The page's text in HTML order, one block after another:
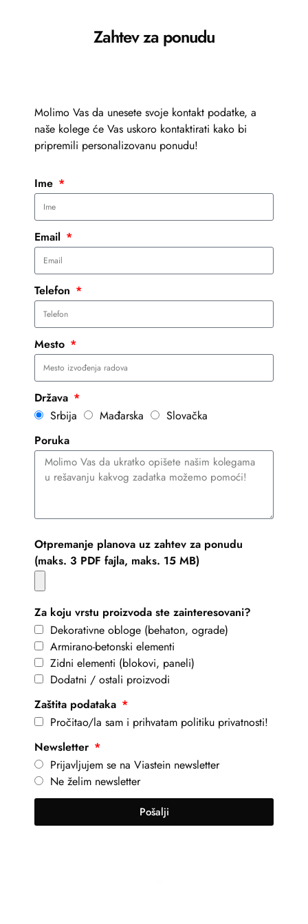
Zahtev za ponudu
Molimo Vas da unesete svoje kontakt podatke, a
naše kolege će Vas uskoro kontaktirati kako bi
pripremili personalizovanu ponudu!
Ime
Email
Telefon
Mesto
Država
Srbija
Mađarska
Slovačka
Poruka
Otpremanje planova uz zahtev za ponudu
(maks. 3 PDF fajla, maks. 15 MB)
Za koju vrstu proizvoda ste zainteresovani?
Dekorativne obloge (behaton, ograde)
Armirano-betonski elementi
Zidni elementi (blokovi, paneli)
Dodatni / ostali proizvodi
Zaštita podataka
Pročitao/la sam i prihvatam politiku privatnosti!
Newsletter
Prijavljujem se na Viastein newsletter
Ne želim newsletter
Pošalji